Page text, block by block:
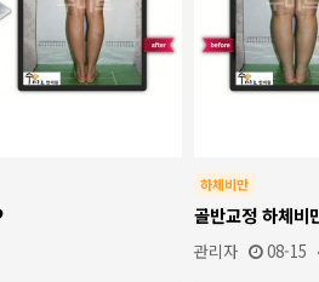
하체비만
골반교정 하체비
관리자 08-15